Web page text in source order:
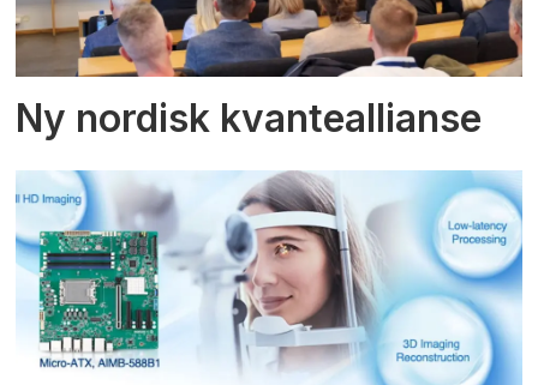
Ny nordisk kvanteallianse